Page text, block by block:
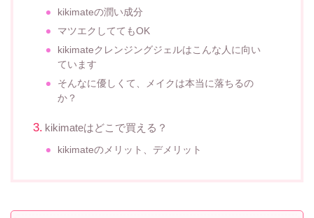
kikimateの潤い成分
マツエクしててもOK
kikimateクレンジングジェルはこんな人に向い
ています
そんなに優しくて、メイクは本当に落ちるの
か？
kikimateはどこで買える？
kikimateのメリット、デメリット